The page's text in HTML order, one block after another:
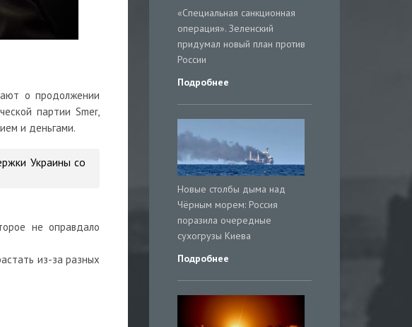
о продолжении
партии Smer,
и деньгами.
Украины со
не оправдало
из-за разных
«Специальная санкционная
операция». Зеленский
придумал новый план против
России
Подробнее
Новые столбы дыма над
Чёрным морем: Россия
поразила очередные
сухогрузы Киева
Подробнее